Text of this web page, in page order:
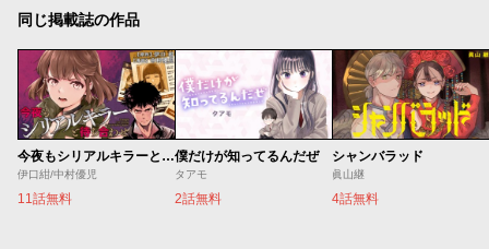
同じ掲載誌の作品
今夜もシリアルキラーと待ち合わせ
伊口紺/中村優児
11話無料
僕だけが知ってるんだぜ
タアモ
2話無料
シャンバラッド
眞山継
4話無料